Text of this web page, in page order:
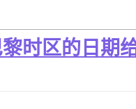
时区的日期